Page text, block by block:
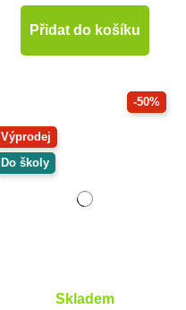
Přidat do košíku
-50%
Výprodej
Do školy
Skladem